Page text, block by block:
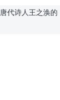
代诗人王之涣的